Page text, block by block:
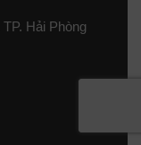
Hải Phòng